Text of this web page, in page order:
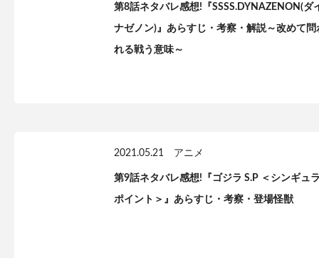
第8話ネタバレ感想!『SSSS.DYNAZENON(ダ
ナゼノン)』あらすじ・考察・解説～改めて問
れる戦う意味～
2021.05.21 アニメ
第9話ネタバレ感想!『ゴジラ S.P ＜シンギュ
ポイント＞』あらすじ・考察・登場怪獣